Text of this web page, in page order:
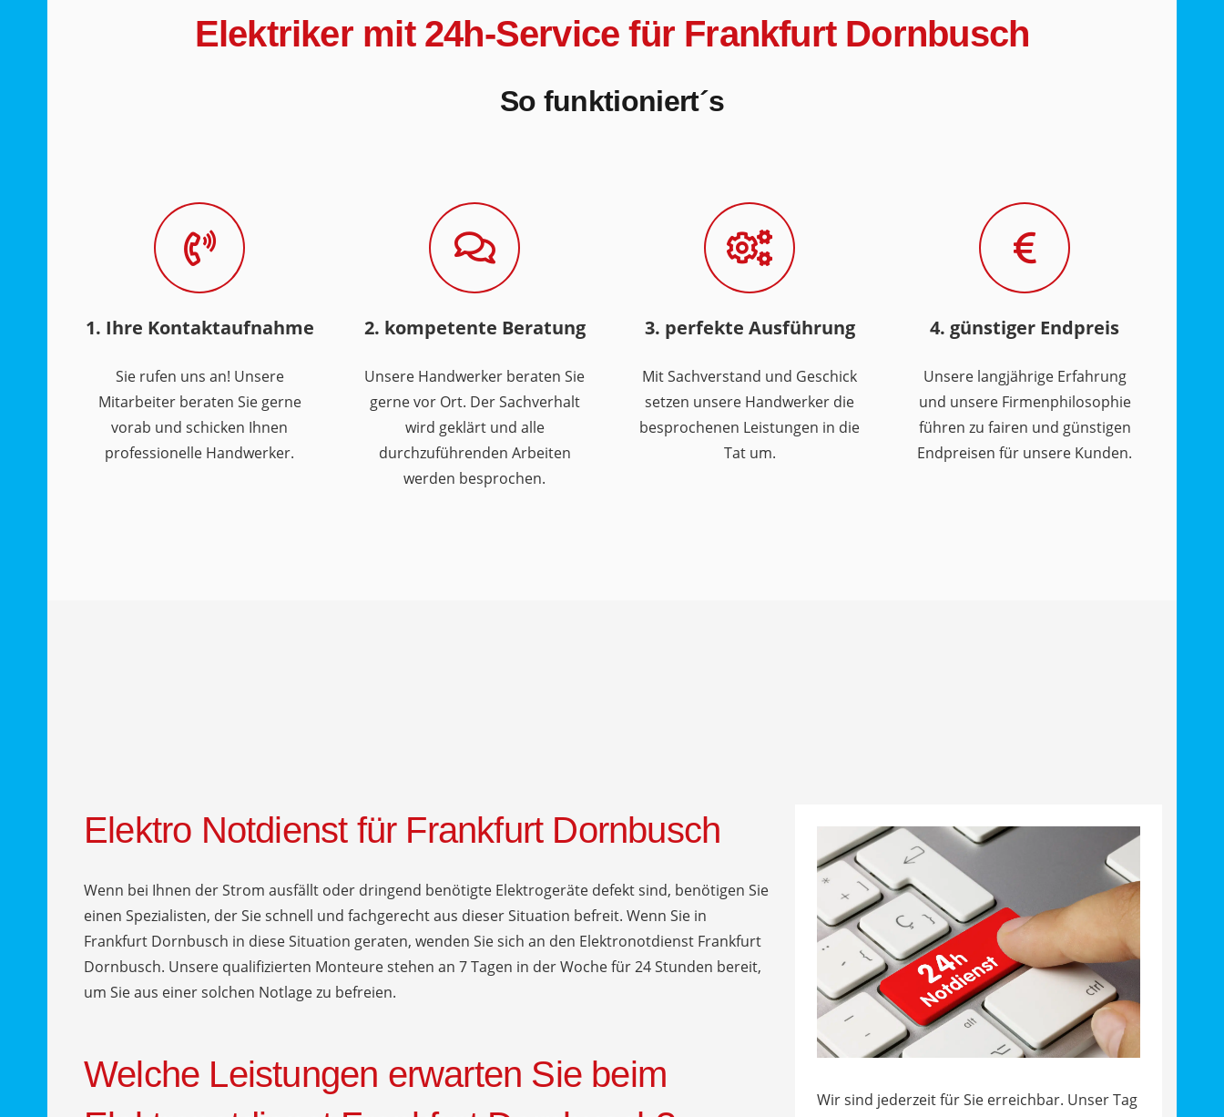
Elektriker mit 24h-Service für Frankfurt Dornbusch
So funktioniert´s
1. Ihre Kontaktaufnahme
Sie rufen uns an! Unsere
Mitarbeiter beraten Sie gerne
vorab und schicken Ihnen
professionelle Handwerker.
2. kompetente Beratung
Unsere Handwerker beraten Sie
gerne vor Ort. Der Sachverhalt
wird geklärt und alle
durchzuführenden Arbeiten
werden besprochen.
3. perfekte Ausführung
Mit Sachverstand und Geschick
setzen unsere Handwerker die
besprochenen Leistungen in die
Tat um.
4. günstiger Endpreis
Unsere langjährige Erfahrung
und unsere Firmenphilosophie
führen zu fairen und günstigen
Endpreisen für unsere Kunden.
Elektro Notdienst für Frankfurt Dornbusch
Wenn bei Ihnen der Strom ausfällt oder dringend benötigte Elektrogeräte defekt sind, benötigen Sie
einen Spezialisten, der Sie schnell und fachgerecht aus dieser Situation befreit. Wenn Sie in
Frankfurt Dornbusch in diese Situation geraten, wenden Sie sich an den Elektronotdienst Frankfurt
Dornbusch. Unsere qualifizierten Monteure stehen an 7 Tagen in der Woche für 24 Stunden bereit,
um Sie aus einer solchen Notlage zu befreien.
Welche Leistungen erwarten Sie beim
Wir sind jederzeit für Sie erreichbar. Unser Tag